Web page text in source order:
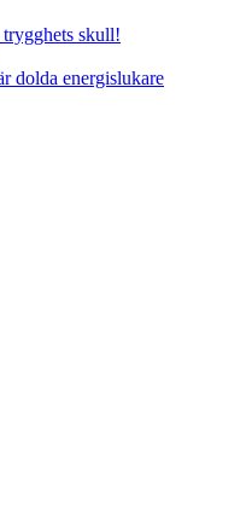
skull!
dolda energislukare